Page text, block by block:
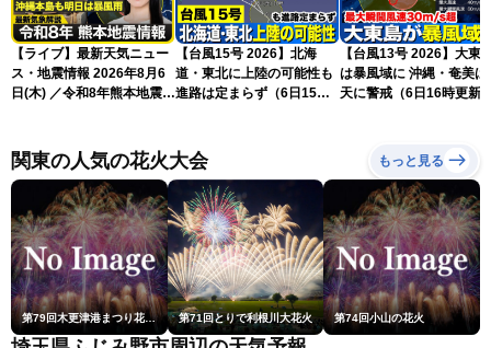
【ライブ】最新天気ニュー
ス・地震情報 2026年8月6
日(木) ／令和8年熊本地震情
LiVEムーン・駒木結衣／本
田竜也〉
【台風15号 2026】北海
道・東北に上陸の可能性も
進路は定まらず（6日15時
【台風13号 2026】大東
は暴風域に 沖縄・奄美は荒
天に警戒（6日16時更新
関東の人気の花火大会 もっと見る
第79回木更津港まつり花火大会 第71回とりで利根川大花火 第74回小山の花火